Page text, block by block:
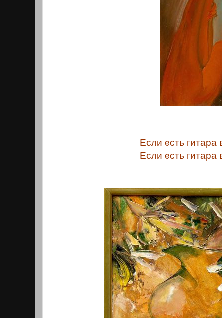
Если есть гитара
Если есть гитара